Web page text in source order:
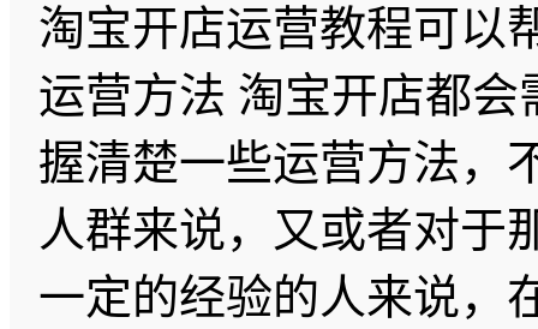
淘宝开店运营教程可以
运营方法 淘宝开店都会
握清楚一些运营方法，
人群来说，又或者对于
一定的经验的人来说